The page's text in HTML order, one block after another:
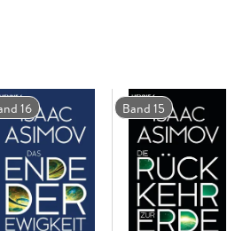
Mutterplanet die
sein? Trevize und Perolat
Suche, die sie an die
führen wird
16 Band 15